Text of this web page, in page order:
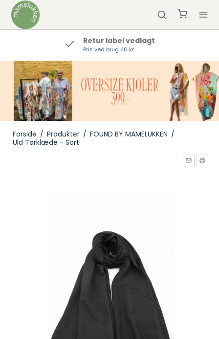
Hurtig Levering
Bestil inden kl 12 og vi sender samme dag
Forside / Produkter / FOUND BY MAMELUKKEN /
Uld Tørklæde - Sort